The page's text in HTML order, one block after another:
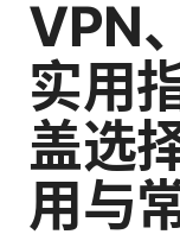
VPN
实用
盖选
用与